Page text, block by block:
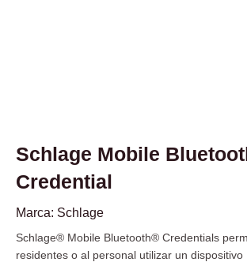
Schlage Mobile
Credential
Marca: Schlage
Schlage® Mobile Bluetooth® Credentials
residentes o al personal utilizar un